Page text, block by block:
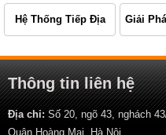
Hệ Thống Tiếp Địa Giải
Thông tin liên hệ
Địa chỉ: Số 20, ngõ 43, nghách
Quận Hoàng Mai, Hà Nội